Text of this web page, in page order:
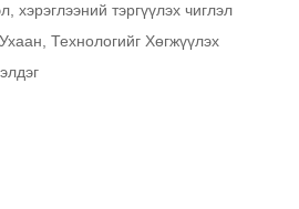
хэрэглээний тэргүүлэх чиглэл
Технологийг Хөгжүүлэх